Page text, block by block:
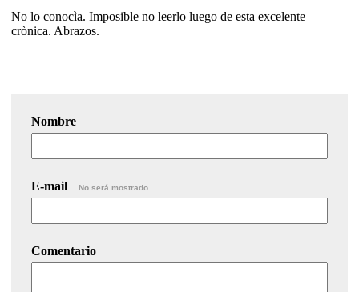
No lo conocìa. Imposible no leerlo luego de esta excelente
crònica. Abrazos.
Nombre
E-mail No será mostrado.
Comentario